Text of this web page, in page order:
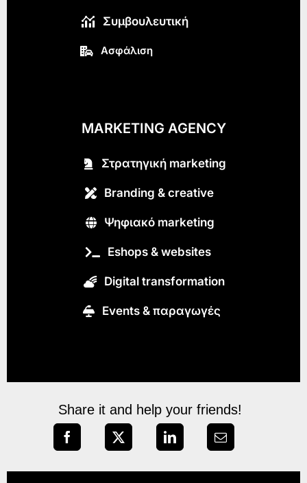
Συμβουλευτική
Ασφάλιση
MARKETING AGENCY
Στρατηγική marketing
Branding & creative
Ψηφιακό marketing
Eshops & websites
Digital transformation
Εvents & παραγωγές
Share it and help your friends!